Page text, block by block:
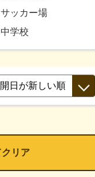
サッカー場
中学校